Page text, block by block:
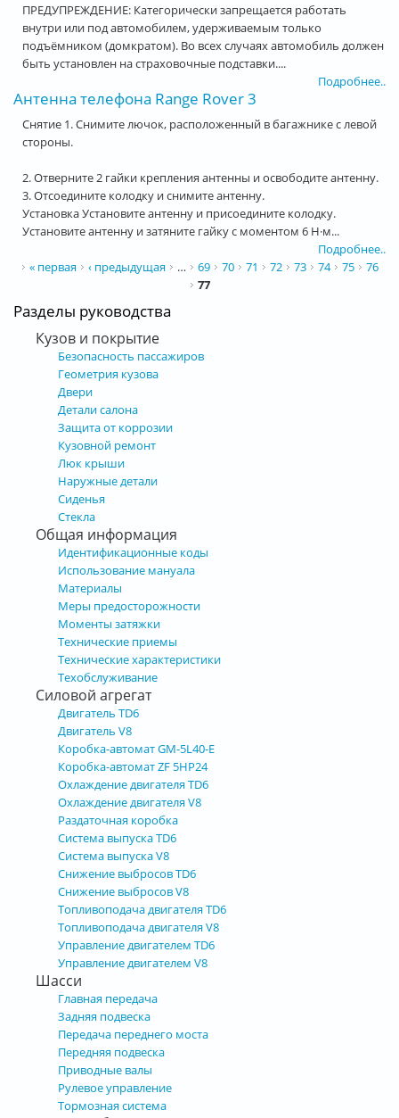
ПРЕДУПРЕЖДЕНИЕ: Категорически запрещается работать
внутри или под автомобилем, удерживаемым только
подъёмником (домкратом). Во всех случаях автомобиль должен
быть установлен на страховочные подставки....
Подробнее..
Антенна телефона Range Rover 3
Снятие 1. Снимите лючок, расположенный в багажнике с левой
стороны.
2. Отверните 2 гайки крепления антенны и освободите антенну.
3. Отсоедините колодку и снимите антенну.
Установка Установите антенну и присоедините колодку.
Установите антенну и затяните гайку с моментом 6 Н·м...
Подробнее..
Страницы
« первая ‹ предыдущая … 69 70 71 72 73 74 75
76
77
Разделы руководства
Кузов и покрытие
Безопасность пассажиров
Геометрия кузова
Двери
Детали салона
Защита от коррозии
Кузовной ремонт
Люк крыши
Наружные детали
Сиденья
Стекла
Общая информация
Идентификационные коды
Использование мануала
Материалы
Меры предосторожности
Моменты затяжки
Технические приемы
Технические характеристики
Техобслуживание
Силовой агрегат
Двигатель TD6
Двигатель V8
Коробка-автомат GM-5L40-E
Коробка-автомат ZF 5HP24
Охлаждение двигателя TD6
Охлаждение двигателя V8
Раздаточная коробка
Система выпуска TD6
Система выпуска V8
Снижение выбросов TD6
Снижение выбросов V8
Топливоподача двигателя TD6
Топливоподача двигателя V8
Управление двигателем TD6
Управление двигателем V8
Шасси
Главная передача
Задняя подвеска
Передача переднего моста
Передняя подвеска
Приводные валы
Рулевое управление
Тормозная система